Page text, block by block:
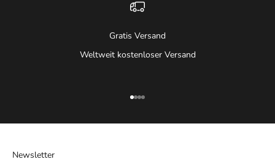
Gratis Versand
Weltweit kostenloser Versand
Gehe zu Element 1
Gehe zu Element 2
Gehe zu Element 3
Gehe zu Element 4
Newsletter